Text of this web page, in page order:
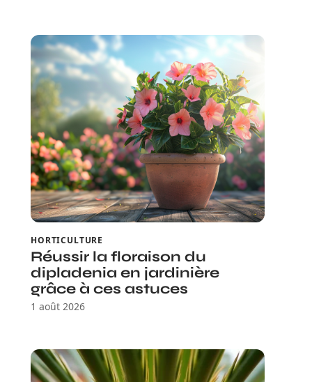
HORTICULTURE
Réussir la floraison du
dipladenia en jardinière
grâce à ces astuces
1 août 2026